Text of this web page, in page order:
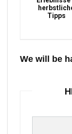
Tipps
We will be